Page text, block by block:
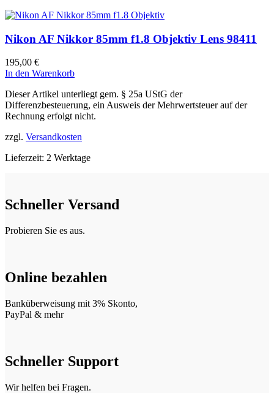
Nikon AF Nikkor 85mm f1.8 Objektiv Lens 98411
195,00 €
In den Warenkorb
Dieser Artikel unterliegt gem. § 25a UStG der
Differenzbesteuerung, ein Ausweis der Mehrwertsteuer auf der
Rechnung erfolgt nicht.
zzgl. Versandkosten
Lieferzeit: 2 Werktage
Schneller Versand
Probieren Sie es aus.
Online bezahlen
Banküberweisung mit 3% Skonto,
PayPal & mehr
Schneller Support
Wir helfen bei Fragen.